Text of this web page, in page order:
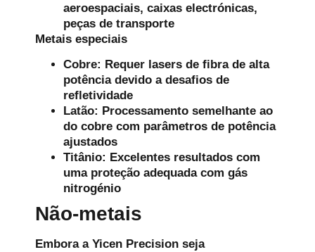
aeroespaciais, caixas electrónicas,
peças de transporte
Metais especiais
Cobre: Requer lasers de fibra de alta
potência devido a desafios de
refletividade
Latão: Processamento semelhante ao
do cobre com parâmetros de potência
ajustados
Titânio: Excelentes resultados com
uma proteção adequada com gás
nitrogénio
Não-metais
Embora a Yicen Precision seja